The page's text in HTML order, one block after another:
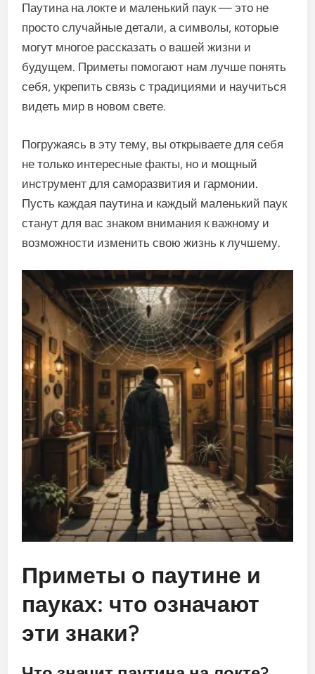
Паутина на локте и маленький паук — это не
просто случайные детали, а символы, которые
могут многое рассказать о вашей жизни и
будущем. Приметы помогают нам лучше понять
себя, укрепить связь с традициями и научиться
видеть мир в новом свете.
Погружаясь в эту тему, вы открываете для себя
не только интересные факты, но и мощный
инструмент для саморазвития и гармонии.
Пусть каждая паутина и каждый маленький паук
станут для вас знаком внимания к важному и
возможности изменить свою жизнь к лучшему.
Приметы о паутине и
пауках: что означают
эти знаки?